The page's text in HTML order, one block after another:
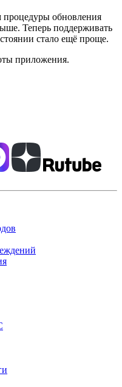
обновления
Теперь поддерживать
стало ещё проще.
приложения.